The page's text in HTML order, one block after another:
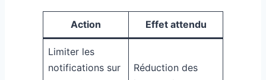
Action Effet attendu
Limiter les
notifications sur
Réduction des